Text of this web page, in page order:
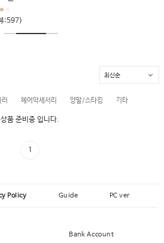
:597)
헤어악세서리 양말/스타킹 기타
상품 준비중 입니다.
1
Policy Guide PC ver
Bank Account